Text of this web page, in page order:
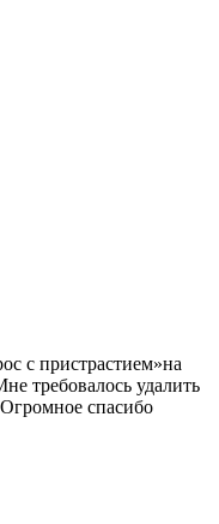
с пристрастием»на
требовалось удалить
спасибо